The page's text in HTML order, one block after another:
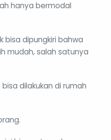
hanya bermodal
bisa dipungkiri bahwa
mudah, salah satunya
dilakukan di rumah